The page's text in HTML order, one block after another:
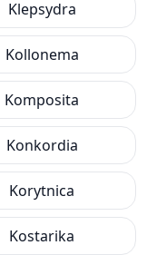
Klepsydra
Kollonema
Komposita
Konkordia
Korytnica
Kostarika